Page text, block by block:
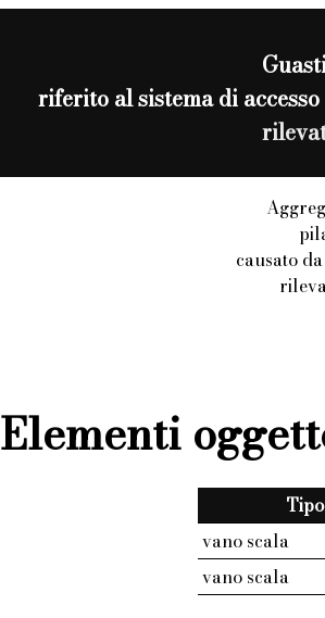
riferito al sistema di
causato
Elementi
Tipo
vano scala
vano scala